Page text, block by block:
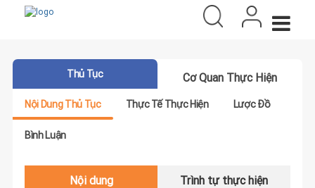
Thủ Tục Cơ Quan Thực Hiện
Nội Dung Thủ Tục Thực Tế Thực Hiện Lược Đồ
Bình Luận
Nội dung Trình tự thực hiện